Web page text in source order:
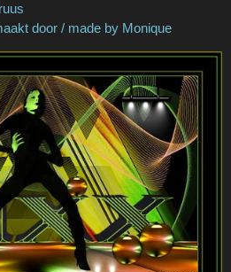
/ made by Truus
by Monique